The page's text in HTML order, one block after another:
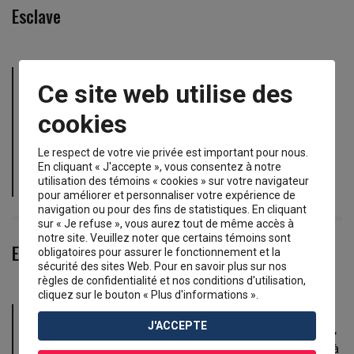
Esclave
considérée comme un objet et détenue par un
propriétaire que l’on nomme aussi «
Nouvelle-France, les esclaves sont issus de la traite
des esclaves africains et des échanges ou des
guerres avec les Premières Nations. Ils sont souvent
utilisés pour les travaux domestiques ou agricoles
Esprit
dans les cosmologies autochtones, chaque élément
de la nature, vivant ou non, possède un esprit. De plus,
plusieurs nations considèrent qu’un Grand Esprit est à
Ce site web utilise des
cookies
Le respect de votre vie privée est important pour nous.
En cliquant « J'accepte », vous consentez à notre
utilisation des témoins « cookies » sur votre navigateur
pour améliorer et personnaliser votre expérience de
navigation ou pour des fins de statistiques. En cliquant
sur « Je refuse », vous aurez tout de même accès à
notre site. Veuillez noter que certains témoins sont
obligatoires pour assurer le fonctionnement et la
sécurité des sites Web. Pour en savoir plus sur nos
règles de confidentialité et nos conditions d'utilisation,
cliquez sur le bouton « Plus d'informations ».
J'ACCEPTE